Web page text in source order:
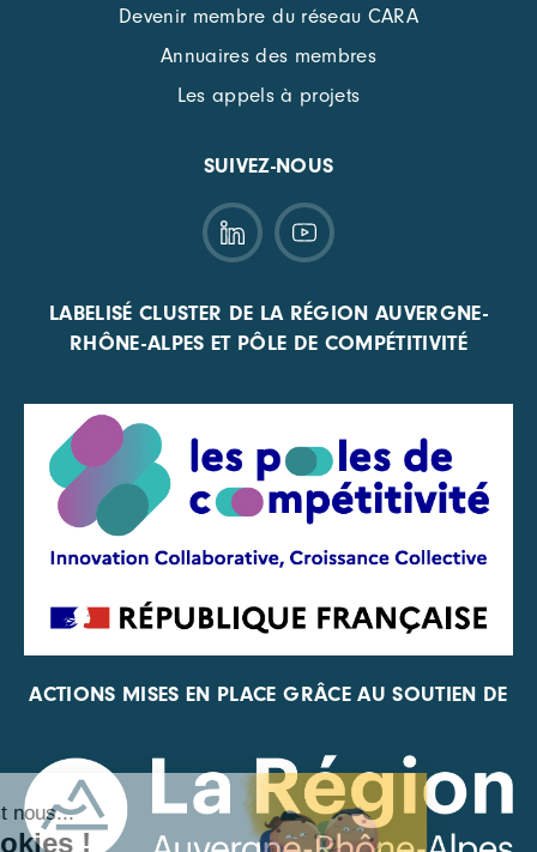
Devenir membre du réseau CARA
Annuaires des membres
Les appels à projets
SUIVEZ-NOUS
LABELISÉ CLUSTER DE LA RÉGION AUVERGNE-
RHÔNE-ALPES ET PÔLE DE COMPÉTITIVITÉ
ACTIONS MISES EN PLACE GRÂCE AU SOUTIEN DE